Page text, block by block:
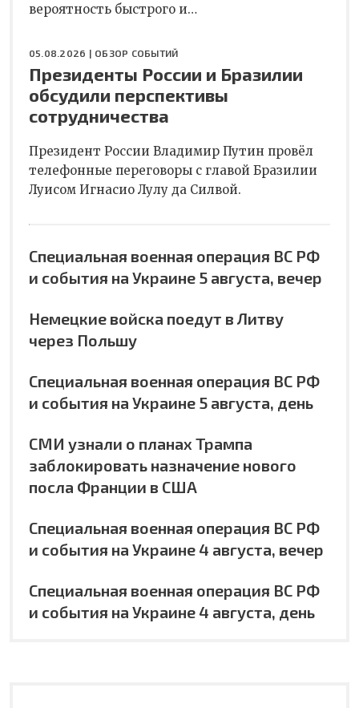
вероятность быстрого и…
05.08.2026 | ОБЗОР СОБЫТИЙ
Президенты России и Бразилии
обсудили перспективы
сотрудничества
Президент России Владимир Путин провёл
телефонные переговоры с главой Бразилии
Луисом Игнасио Лулу да Силвой.
Специальная военная операция ВС РФ
и события на Украине 5 августа, вечер
Немецкие войска поедут в Литву
через Польшу
Специальная военная операция ВС РФ
и события на Украине 5 августа, день
СМИ узнали о планах Трампа
заблокировать назначение нового
посла Франции в США
Специальная военная операция ВС РФ
и события на Украине 4 августа, вечер
Специальная военная операция ВС РФ
и события на Украине 4 августа, день